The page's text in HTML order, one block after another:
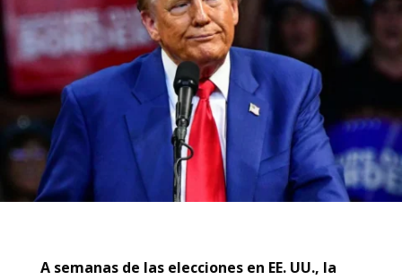
A semanas de las elecciones en EE. UU., la